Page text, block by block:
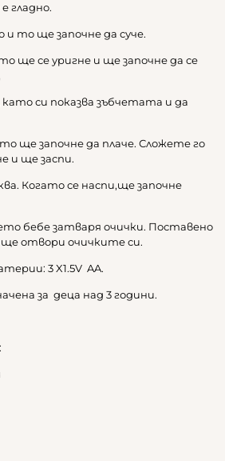
гладно.
то ще започне да суче.
ще се уригне и ще започне да се
си показва зъбчетата и да
ще започне да плаче. Сложете го
и ще заспи.
Когато се наспи,ще започне
бебе затваря очички. Поставено
ще отвори очичките си.
3 X1.5V AA.
за деца над 3 години.